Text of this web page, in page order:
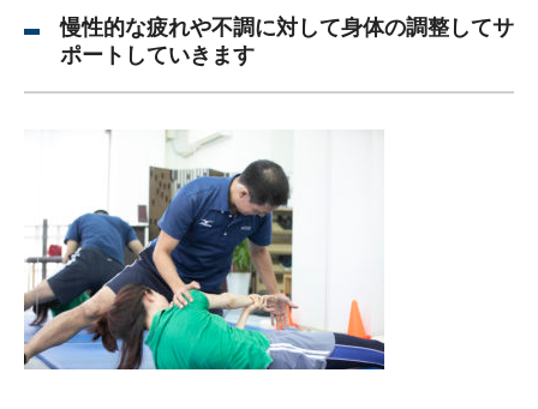
慢性的な疲れや不調に対して身体の調整してサ
ポートしていきます